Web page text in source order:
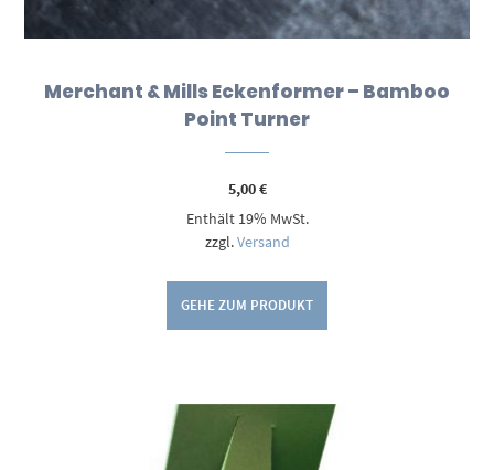
Merchant & Mills Eckenformer – Bamboo
Point Turner
5,00€
Enthält 19% MwSt.
zzgl.Versand
GEHE ZUM PRODUKT